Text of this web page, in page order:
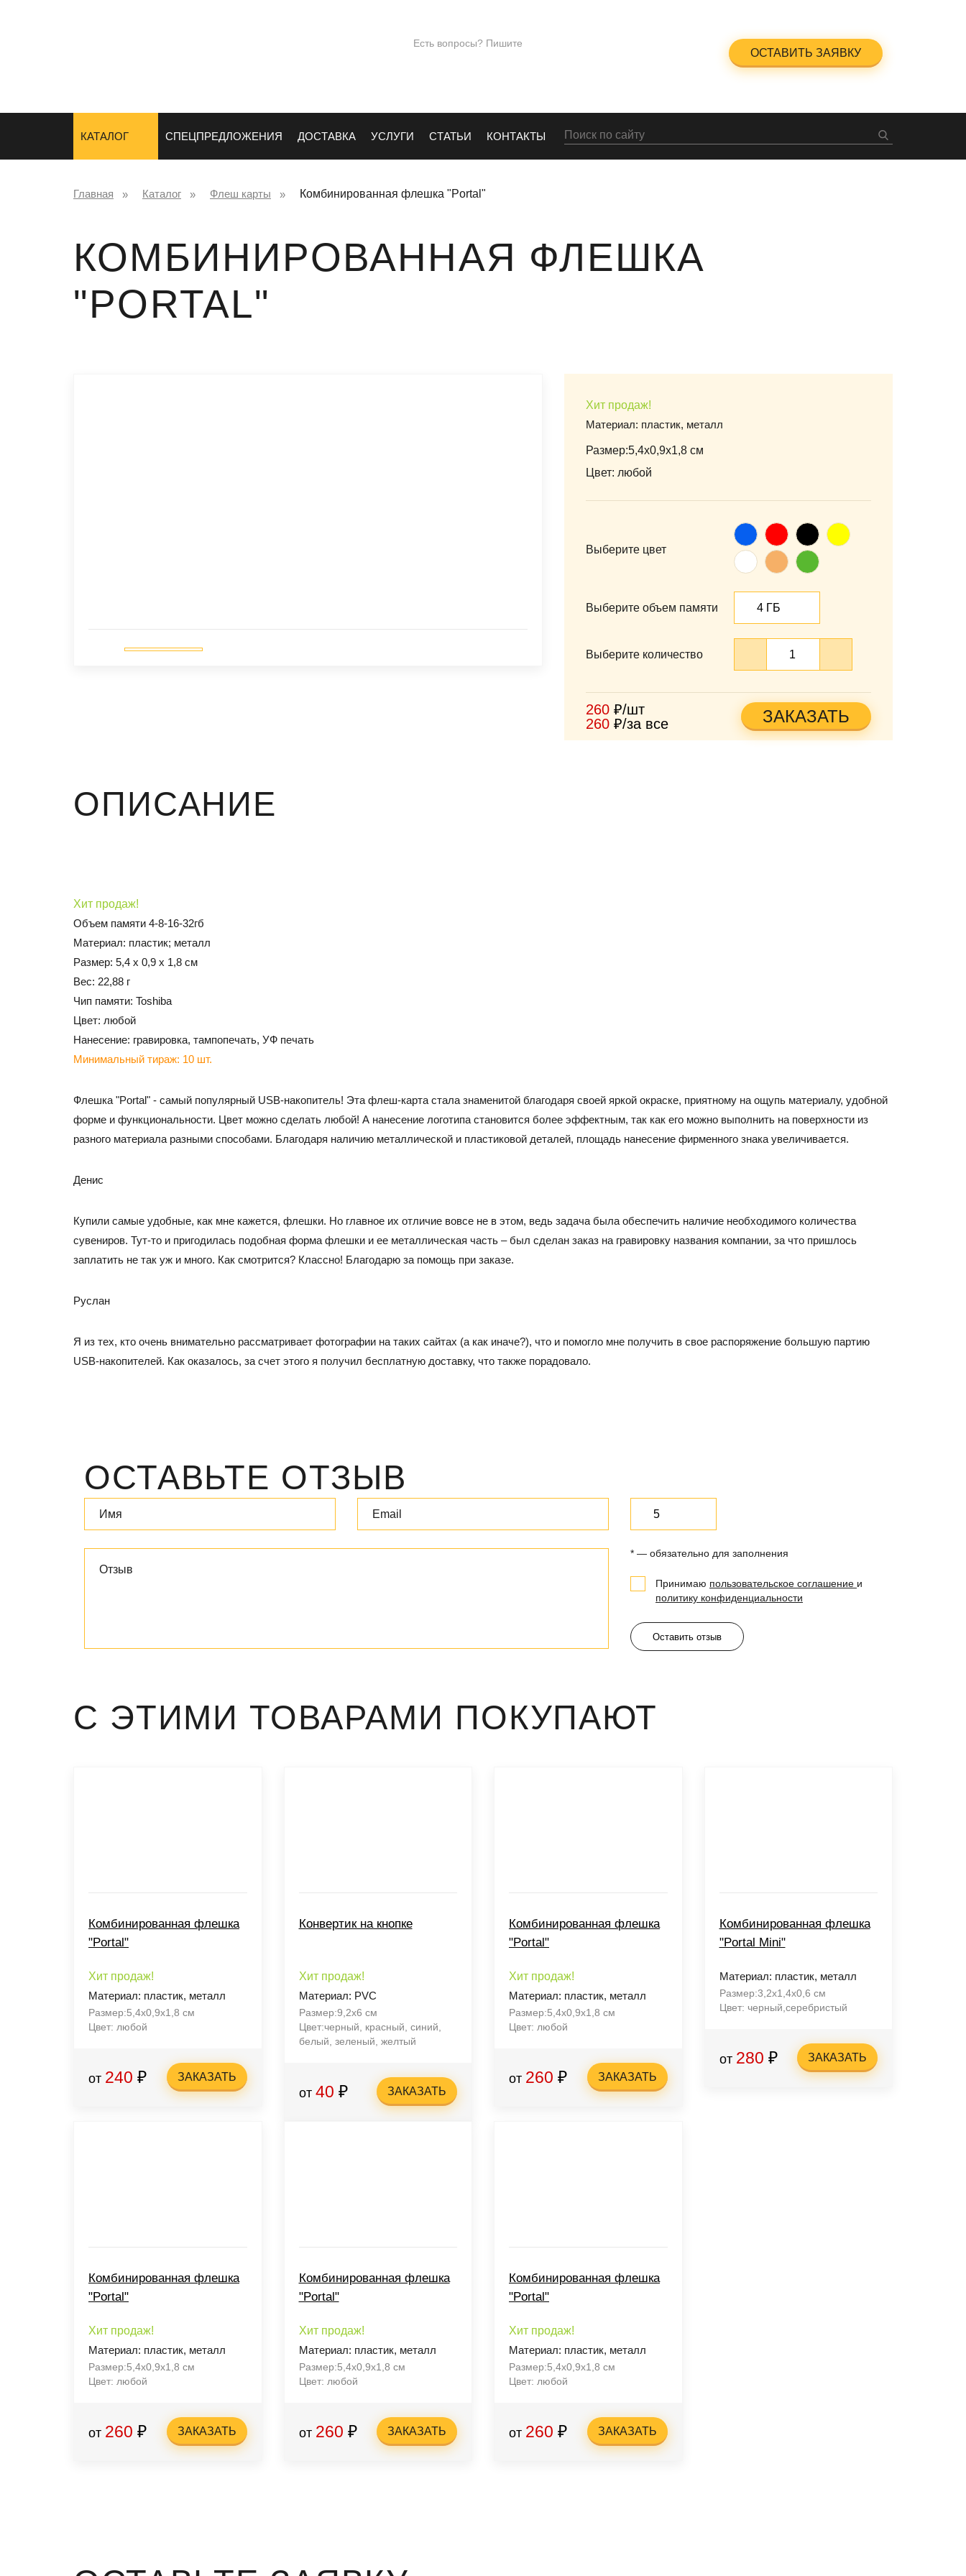
Есть вопросы? Пишите
ОСТАВИТЬ ЗАЯВКУ
КАТАЛОГ СПЕЦПРЕДЛОЖЕНИЯ ДОСТАВКА УСЛУГИ СТАТЬИ КОНТАКТЫ
Главная Каталог Флеш карты Комбинированная флешка "Portal"
КОМБИНИРОВАННАЯ ФЛЕШКА
"PORTAL"
Хит продаж!
Материал: пластик, металл
Размер:5,4х0,9х1,8 см
Цвет: любой
Выберите цвет
СинийКрасныйЧерныйЖелтый
БелыйОранжевый
Зеленый
Выберите объем памяти
Выберите количество
260 ₽/шт
260 ₽/за все ЗАКАЗАТЬ
ОПИСАНИЕ
Хит продаж!
Объем памяти 4-8-16-32гб
Материал: пластик; металл
Размер: 5,4 х 0,9 х 1,8 см
Вес: 22,88 г
Чип памяти: Toshiba
Цвет: любой
Нанесение: гравировка, тампопечать, УФ печать
Минимальный тираж: 10 шт.
Флешка "Portal" - самый популярный USB-накопитель! Эта флеш-карта стала знаменитой благодаря своей яркой окраске, приятному на ощупь материалу, удобной
форме и функциональности. Цвет можно сделать любой! А нанесение логотипа становится более эффектным, так как его можно выполнить на поверхности из
разного материала разными способами. Благодаря наличию металлической и пластиковой деталей, площадь нанесение фирменного знака увеличивается.
Денис
Купили самые удобные, как мне кажется, флешки. Но главное их отличие вовсе не в этом, ведь задача была обеспечить наличие необходимого количества
сувениров. Тут-то и пригодилась подобная форма флешки и ее металлическая часть – был сделан заказ на гравировку названия компании, за что пришлось
заплатить не так уж и много. Как смотрится? Классно! Благодарю за помощь при заказе.
Руслан
Я из тех, кто очень внимательно рассматривает фотографии на таких сайтах (а как иначе?), что и помогло мне получить в свое распоряжение большую партию
USB-накопителей. Как оказалось, за счет этого я получил бесплатную доставку, что также порадовало.
ОСТАВЬТЕ ОТЗЫВ
* — обязательно для заполнения
Принимаю пользовательское соглашение и
политику конфиденциальности
Оставить отзыв
С ЭТИМИ ТОВАРАМИ ПОКУПАЮТ
Комбинированная флешка
"Portal"
Хит продаж!
Материал: пластик, металл
Размер:5,4х0,9х1,8 см
Цвет: любой
от 240 ₽ ЗАКАЗАТЬ
Конвертик на кнопке
Хит продаж!
Материал: PVC
Размер:9,2х6 см
Цвет:черный, красный, синий,
белый, зеленый, желтый
от 40 ₽ ЗАКАЗАТЬ
Комбинированная флешка
"Portal"
Хит продаж!
Материал: пластик, металл
Размер:5,4х0,9х1,8 см
Цвет: любой
от 260 ₽ ЗАКАЗАТЬ
Комбинированная флешка
"Portal Mini"
Материал: пластик, металл
Размер:3,2x1,4x0,6 см
Цвет: черный,серебристый
от 280 ₽ ЗАКАЗАТЬ
Комбинированная флешка
"Portal"
Хит продаж!
Материал: пластик, металл
Размер:5,4х0,9х1,8 см
Цвет: любой
от 260 ₽ ЗАКАЗАТЬ
Комбинированная флешка
"Portal"
Хит продаж!
Материал: пластик, металл
Размер:5,4х0,9х1,8 см
Цвет: любой
от 260 ₽ ЗАКАЗАТЬ
Комбинированная флешка
"Portal"
Хит продаж!
Материал: пластик, металл
Размер:5,4х0,9х1,8 см
Цвет: любой
от 260 ₽ ЗАКАЗАТЬ